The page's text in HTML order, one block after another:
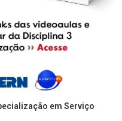
em Serviço